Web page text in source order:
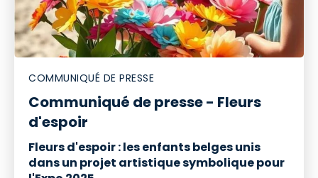
COMMUNIQUÉ DE PRESSE
Communiqué de presse - Fleurs
d'espoir
Fleurs d'espoir : les enfants belges unis
dans un projet artistique symbolique pour